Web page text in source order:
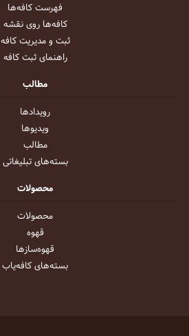
فهرست کافه‌ها
کافه‌ها روی نقشه
ثبت و مدیریت کافه
راهنمای ثبت کافه
مطالب
رویداد‌ها
ویدیو‌ها
مطالب
بسته‌های تبلیغاتی
محصولات
محصولات
قهوه
قهوه‌ساز‌ها
بسته‌های کافه‌یاب